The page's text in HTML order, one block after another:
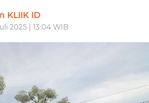
KLIIK ID
2025 | 13:04 WIB